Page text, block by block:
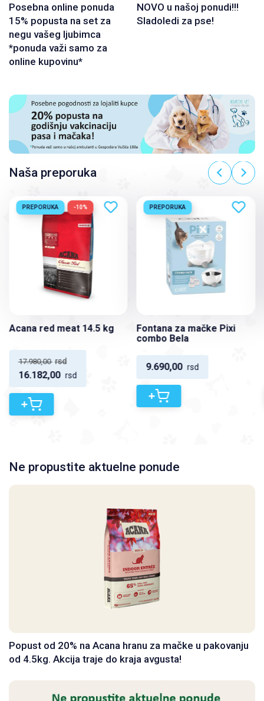
Posebna online ponuda
15% popusta na set za
negu vašeg ljubimca
*ponuda važi samo za
online kupovinu*
NOVO u našoj ponudi!!!
Sladoledi za pse!
Naša preporuka
PREPORUKA -10%
Acana red meat 14.5 kg
17.980,00 rsd
16.182,00 rsd
+
PREPORUKA
Fontana za mačke Pixi
combo Bela
9.690,00 rsd
+
Ne propustite aktuelne ponude
Popust od 20% na Acana hranu za mačke u pakovanju
od 4.5kg. Akcija traje do kraja avgusta!